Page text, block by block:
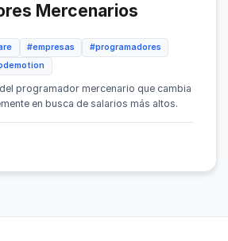
Mercenarios
#empresas
#programadores
programador mercenario que cambia
en busca de salarios más altos.